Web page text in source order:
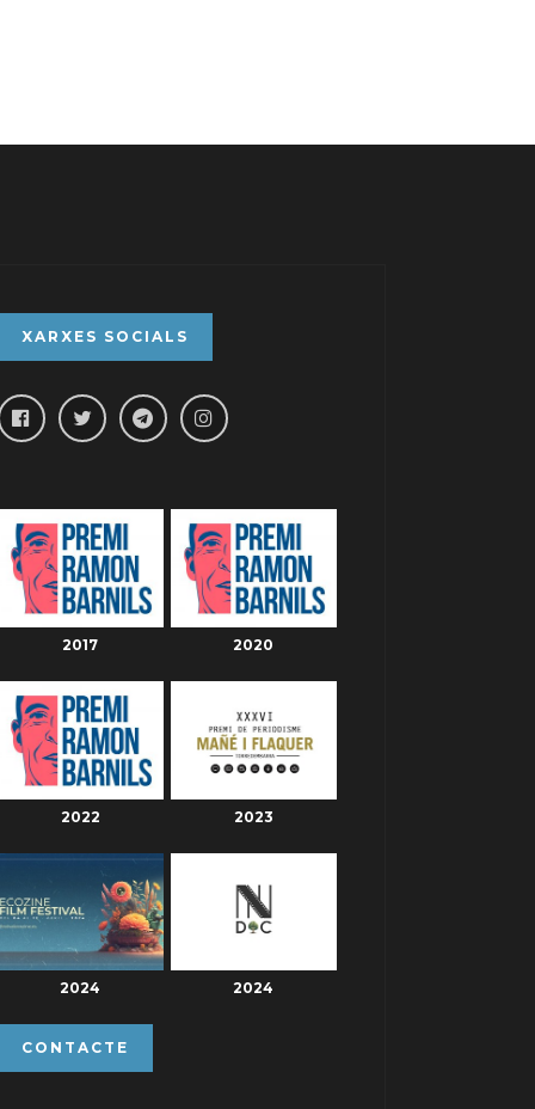
XARXES SOCIALS
2017 2020
2022 2023
2024 2024
CONTACTE